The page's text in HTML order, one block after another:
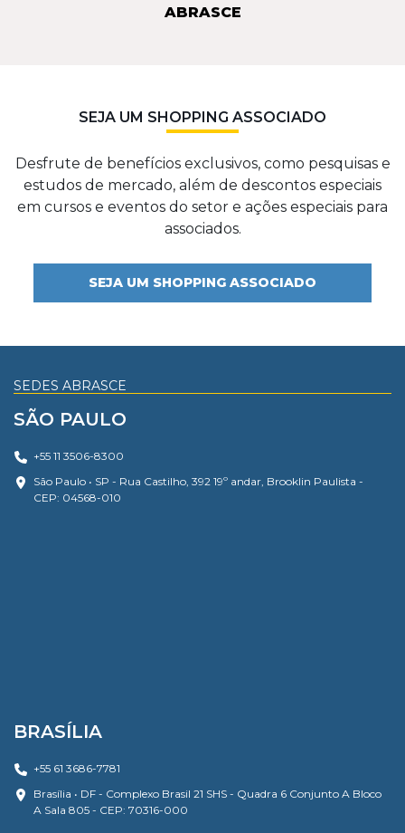
ABRASCE
SEJA UM SHOPPING ASSOCIADO
Desfrute de benefícios exclusivos, como pesquisas e
estudos de mercado, além de descontos especiais
em cursos e eventos do setor e ações especiais para
associados.
SEJA UM SHOPPING ASSOCIADO
SEDES ABRASCE
SÃO PAULO
+55 11 3506-8300
São Paulo • SP - Rua Castilho, 392 19º andar, Brooklin Paulista -
CEP: 04568-010
BRASÍLIA
+55 61 3686-7781
Brasília • DF - Complexo Brasil 21 SHS - Quadra 6 Conjunto A Bloco
A Sala 805 - CEP: 70316-000